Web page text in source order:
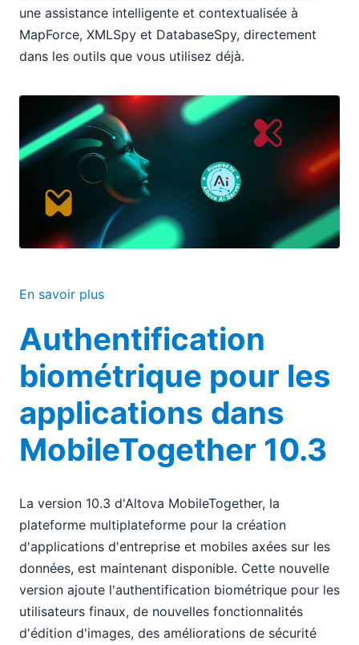
une assistance intelligente et contextualisée à
MapForce, XMLSpy et DatabaseSpy, directement
dans les outils que vous utilisez déjà.
En savoir plus
Authentification
biométrique pour les
applications dans
MobileTogether 10.3
La version 10.3 d'Altova MobileTogether, la
plateforme multiplateforme pour la création
d'applications d'entreprise et mobiles axées sur les
données, est maintenant disponible. Cette nouvelle
version ajoute l'authentification biométrique pour les
utilisateurs finaux, de nouvelles fonctionnalités
d'édition d'images, des améliorations de sécurité